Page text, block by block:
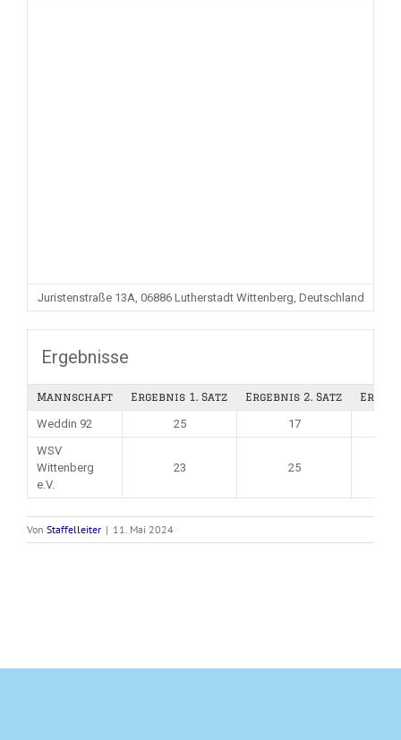
Juristenstraße 13A, 06886 Lutherstadt Wittenberg, Deutschland
Ergebnisse
Mannschaft Ergebnis 1. Satz Ergebnis 2. Satz
Weddin 92 25
17
WSV
Wittenberg
e.V.
23 25
Von Staffelleiter | 11. Mai 2024